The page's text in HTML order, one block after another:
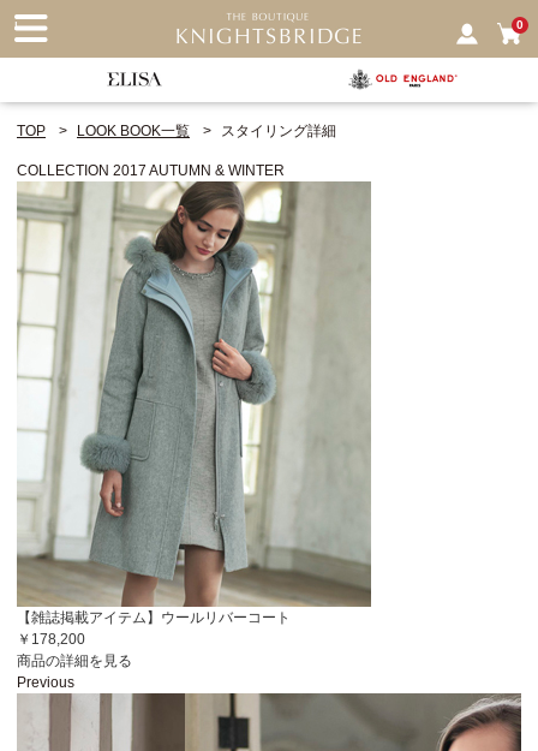
0
TOP LOOK BOOK一覧 スタイリング詳細
COLLECTION 2017 AUTUMN & WINTER
【雑誌掲載アイテム】ウールリバーコート
￥178,200
商品の詳細を見る
Previous